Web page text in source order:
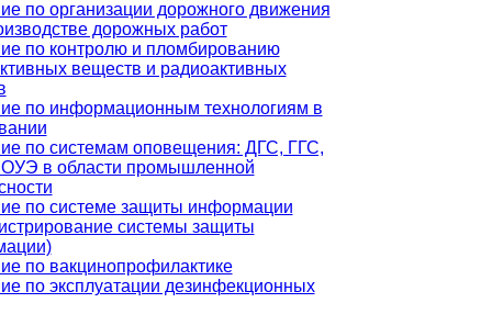
по организации дорожного движения
дорожных работ
по контролю и пломбированию
веществ и радиоактивных
по информационным технологиям в
по системам оповещения: ДГС, ГГС,
в области промышленной
по системе защиты информации
системы защиты
по вакцинопрофилактике
по эксплуатации дезинфекционных